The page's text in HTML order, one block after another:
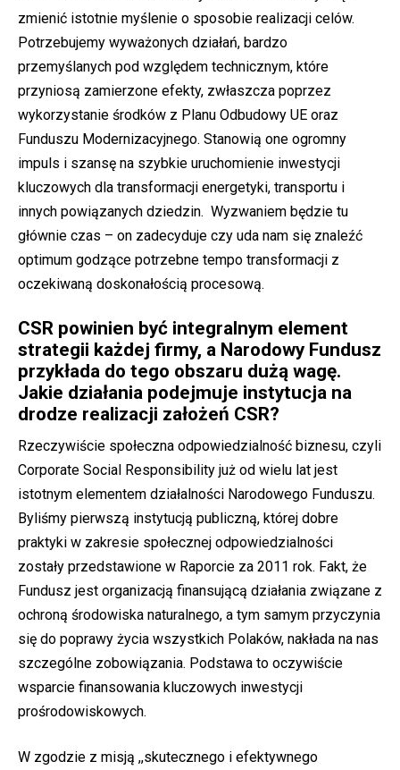
zmienić istotnie myślenie o sposobie realizacji celów.
Potrzebujemy wyważonych działań, bardzo
przemyślanych pod względem technicznym, które
przyniosą zamierzone efekty, zwłaszcza poprzez
wykorzystanie środków z Planu Odbudowy UE oraz
Funduszu Modernizacyjnego. Stanowią one ogromny
impuls i szansę na szybkie uruchomienie inwestycji
kluczowych dla transformacji energetyki, transportu i
innych powiązanych dziedzin. Wyzwaniem będzie tu
głównie czas – on zadecyduje czy uda nam się znaleźć
optimum godzące potrzebne tempo transformacji z
oczekiwaną doskonałością procesową.
CSR powinien być integralnym element
strategii każdej firmy, a Narodowy Fundusz
przykłada do tego obszaru dużą wagę.
Jakie działania podejmuje instytucja na
drodze realizacji założeń CSR?
Rzeczywiście społeczna odpowiedzialność biznesu, czyli
Corporate Social Responsibility już od wielu lat jest
istotnym elementem działalności Narodowego Funduszu.
Byliśmy pierwszą instytucją publiczną, której dobre
praktyki w zakresie społecznej odpowiedzialności
zostały przedstawione w Raporcie za 2011 rok. Fakt, że
Fundusz jest organizacją finansującą działania związane z
ochroną środowiska naturalnego, a tym samym przyczynia
się do poprawy życia wszystkich Polaków, nakłada na nas
szczególne zobowiązania. Podstawa to oczywiście
wsparcie finansowania kluczowych inwestycji
prośrodowiskowych.
W zgodzie z misją ,,skutecznego i efektywnego